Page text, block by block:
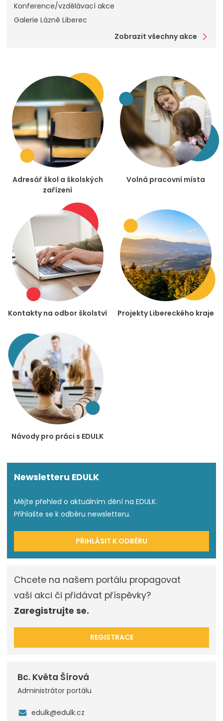
Konference/vzdělávací akce
Galerie Lázně Liberec
Zobrazit všechny akce
Adresář škol a školských
zařízení
Volná pracovní místa
Kontakty na odbor školství Projekty Libereckého kraje
Návody pro práci s EDULK
Newsletteru EDULK
Mějte přehled o aktuálním dění na EDULK.
Přihlašte se k odběru newsletteru.
PŘIHLÁSIT K ODBĚRU
Chcete na našem portálu propagovat
vaši akci či přidávat příspěvky?
Zaregistrujte se.
REGISTRACE
Bc. Květa Šírová
Administrátor portálu
edulk@edulk.cz